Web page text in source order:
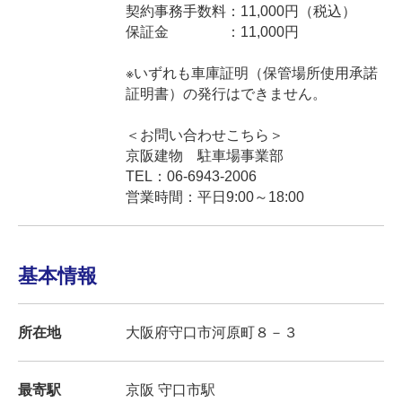
契約事務手数料：11,000円（税込）
保証金 ：11,000円
※いずれも車庫証明（保管場所使用承諾
証明書）の発行はできません。
＜お問い合わせこちら＞
京阪建物 駐車場事業部
TEL：06-6943-2006
営業時間：平日9:00～18:00
基本情報
所在地 大阪府守口市河原町８－３
最寄駅 京阪 守口市駅